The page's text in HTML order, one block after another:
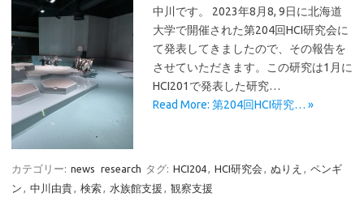
中川です。 2023年8月8, 9日に北海道
大学で開催された第204回HCI研究会に
て発表してきましたので、その報告を
させていただきます。この研究は1月に
HCI201で発表した研究…
Read More: 第204回HCI研究… »
カテゴリー: news research タグ: HCI204, HCI研究会 , ぬりえ , ペンギ
ン , 中川由貴, 検索, 水族館支援 , 観察支援